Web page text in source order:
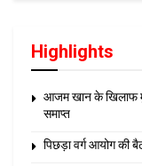
Highlights
आजम खान के खिलाफ
समाप्त
पिछड़ा वर्ग आयोग की